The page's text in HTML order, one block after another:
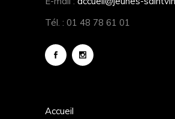
Tél. : 01 48 78 61 01
Accueil